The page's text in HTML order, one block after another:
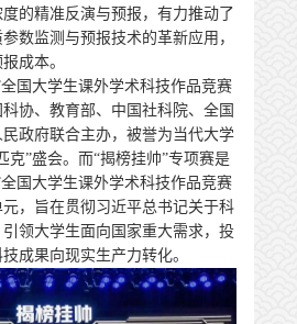
的精准反演与预报，有力推动了
数监测与预报技术的革新应用，
成本。
大学生课外学术科技作品竞赛
协、教育部、中国社科院、全国
政府联合主办，被誉为当代大学
克”盛会。而“揭榜挂帅”专项赛是
国大学生课外学术科技作品竞赛
，旨在贯彻习近平总书记关于科
领大学生面向国家重大需求，投
成果向现实生产力转化。